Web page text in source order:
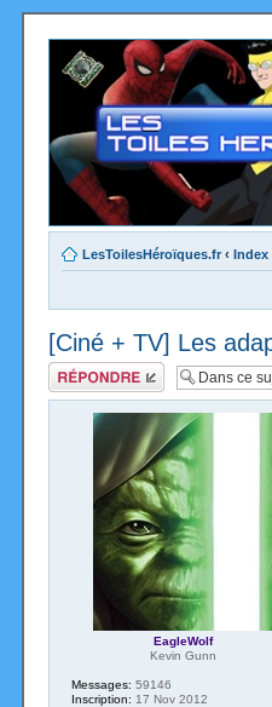
LesToilesHéroïques.fr ‹ Index
[Ciné + TV] Les
Répondre
EagleWolf
Kevin Gunn
Messages: 59146
Inscription: 17 Nov 2012